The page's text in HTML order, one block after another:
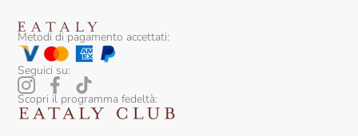
Metodi di pagamento accettati:
Seguici su:
Scopri il programma fedeltà: